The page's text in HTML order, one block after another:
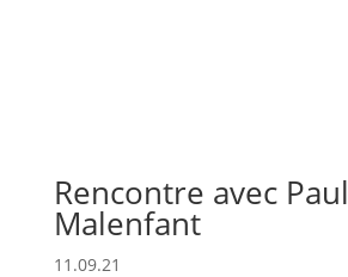
Rencontre avec
Malenfant
11.09.21